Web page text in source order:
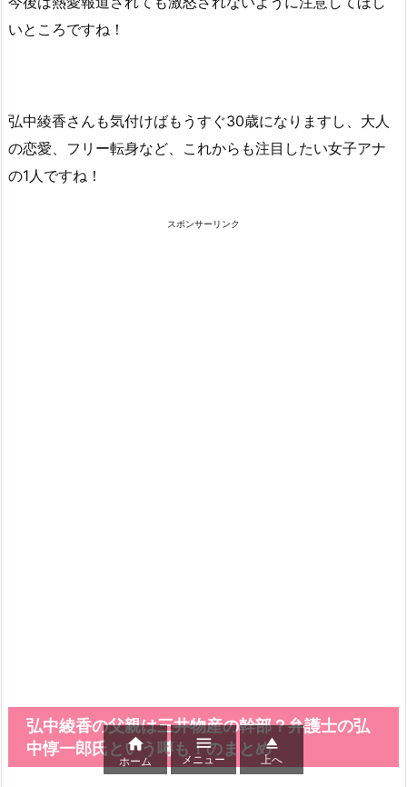
いところですね！
弘中綾香さんも気付けばもうすぐ30歳になりますし、大人
の恋愛、フリー転身など、これからも注目したい女子アナ
の1人ですね！
スポンサーリンク
弘中綾香の父親は三井物産の幹部？弁護士の弘
中惇一郎氏という噂も！のまとめ

ホーム

メニュー

上へ